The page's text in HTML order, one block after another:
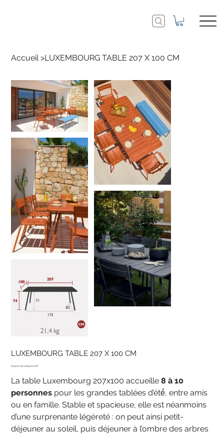
Accueil >LUXEMBOURG TABLE 207 X 100 CM
LUXEMBOURG TABLE 207 X 100 CM
Prix 1'269.00 CHF
La table Luxembourg 207x100 accueille8 à 10
personnes pour les grandes tablées d’été́, entre amis
ou en famille. Stable et spacieuse, elle est néanmoins
d’une surprenante légèreté : on peut ainsi petit-
déjeuner au soleil, puis déjeuner à l’ombre des arbres